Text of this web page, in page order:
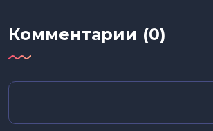
Комментарии (0)